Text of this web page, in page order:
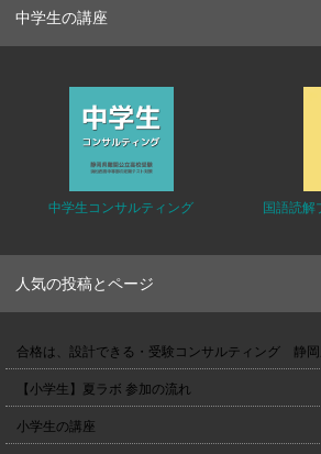
中学生の講座
中学生コンサルティング 国語読解
人気の投稿とページ
合格は、設計できる・受験コンサルティング 静
【小学生】夏ラボ 参加の流れ
小学生の講座